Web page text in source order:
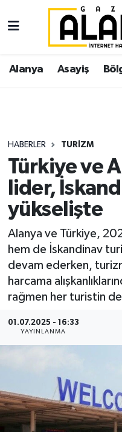
Alanya Asayiş
HABERLER TURIZM
Türkiye ve
lider,
yükselişte
Alanya ve Türkiye,
hem de İskandinav
devam ederken,
harcama
rağmen her turistin
01.07.2025 - 16:33
YAYINLANMA
Alanya
Asayiş
Siyaset
Spor
Turizm
Ekonomi
Gazipaşa
İstanbul Nöbetçi
İstanbul Hava
Süper Lig Puan
Tüm Manşetler
Son Dakika
Haber Arşivi